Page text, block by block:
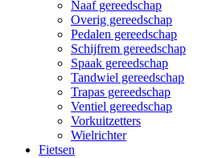
Naaf gereedschap
Overig gereedschap
Pedalen gereedschap
Schijfrem gereedschap
Spaak gereedschap
Tandwiel gereedschap
Trapas gereedschap
Ventiel gereedschap
Vorkuitzetters
Wielrichter
Fietsen